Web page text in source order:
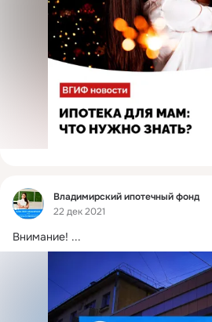
Фид
Владимирский ипотечный фонд
22 дек 2021
Внимание! ...